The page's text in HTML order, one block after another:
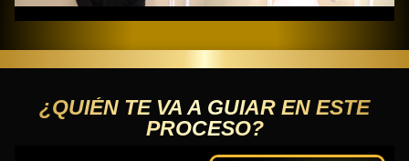
¿QUIÉN TE VA A GUIAR EN ESTE
PROCESO?